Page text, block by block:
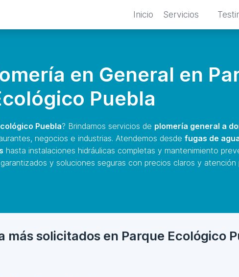
Inicio Servicios
en General en
Puebla
Puebla? Brindamos servicios de plomería general a
negocios e industrias. Atendemos desde fugas de
hasta instalaciones hidráulicas completas y mantenimiento
y soluciones seguras con precios claros y atención
más solicitados en Parque Ecológico